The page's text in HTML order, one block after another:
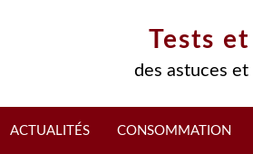
Tests
des astuces
ACTUALITÉS CONSOMMATION